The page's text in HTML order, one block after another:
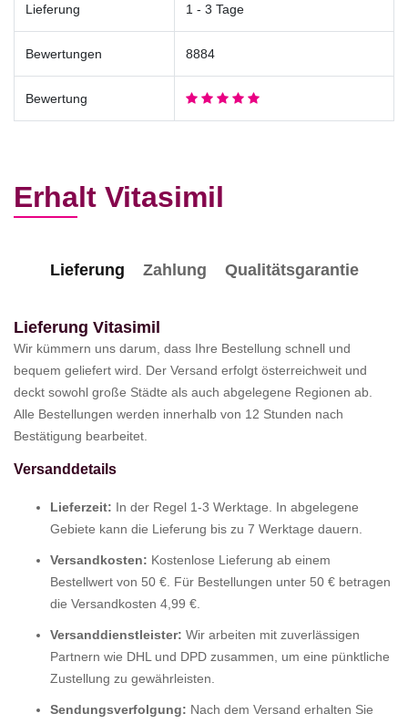
Lieferung 1 - 3 Tage
Bewertungen 8884
Bewertung
Erhalt Vitasimil
Lieferung Zahlung Qualitätsgarantie
Lieferung Vitasimil
Wir kümmern uns darum, dass Ihre Bestellung schnell und
bequem geliefert wird. Der Versand erfolgt österreichweit und
deckt sowohl große Städte als auch abgelegene Regionen ab.
Alle Bestellungen werden innerhalb von 12 Stunden nach
Bestätigung bearbeitet.
Versanddetails
Lieferzeit: In der Regel 1-3 Werktage. In abgelegene
Gebiete kann die Lieferung bis zu 7 Werktage dauern.
Versandkosten: Kostenlose Lieferung ab einem
Bestellwert von 50 €. Für Bestellungen unter 50 € betragen
die Versandkosten 4,99 €.
Versanddienstleister: Wir arbeiten mit zuverlässigen
Partnern wie DHL und DPD zusammen, um eine pünktliche
Zustellung zu gewährleisten.
Sendungsverfolgung: Nach dem Versand erhalten Sie